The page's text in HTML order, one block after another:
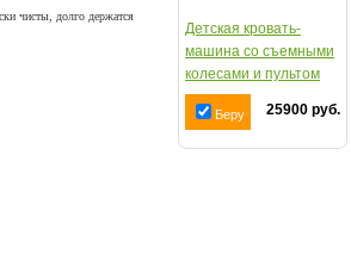
чисты, долго держатся
Детская кровать-
машина со съемными
колесами и пультом
Advesta Princess
Беру 25900 руб.